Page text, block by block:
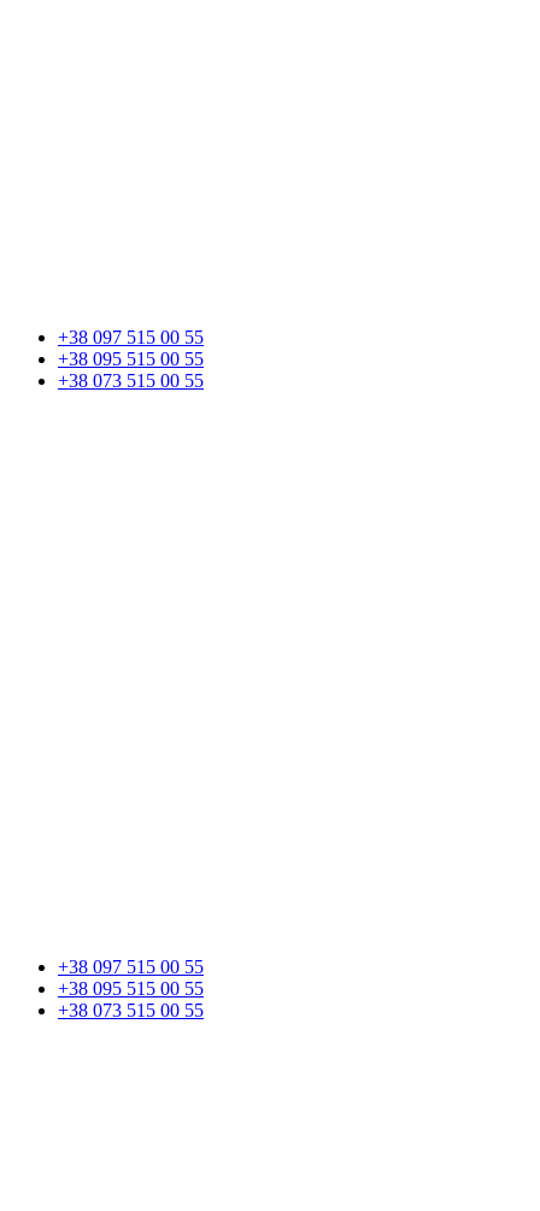
+38 097 515 00 55
+38 095 515 00 55
+38 073 515 00 55
+38 097 515 00 55
+38 095 515 00 55
+38 073 515 00 55